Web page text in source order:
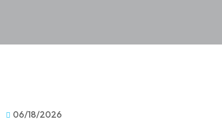
06/18/2026